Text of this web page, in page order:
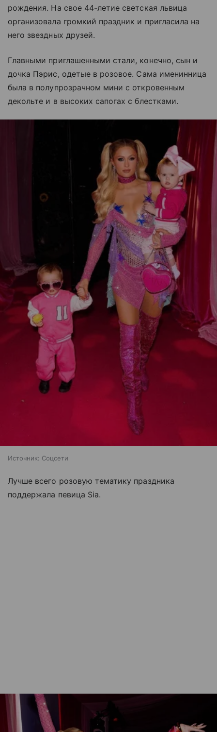
рождения. На свое 44-летие светская львица
организовала громкий праздник и пригласила на
него звездных друзей.
Главными приглашенными стали, конечно, сын и
дочка Пэрис, одетые в розовое. Сама именинница
была в полупрозрачном мини с откровенным
декольте и в высоких сапогах с блестками.
Источник: Соцсети
Лучше всего розовую тематику праздника
поддержала певица Sia.